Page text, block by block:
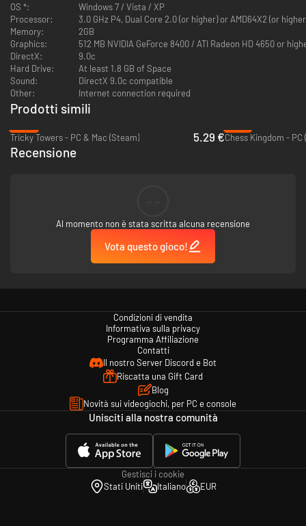
OS *:
Windows 7 / Vista / XP
Processor:
3.0 GHz P4, Dual Core 2.0 (or higher) or AMD64X2 (or
Memory:
2GB
Graphics:
512 MB NVIDIA GeForce 8400 / ATI Radeon HD 4650 or
DirectX:
9.0c
Hard Drive:
At least 1.8 GB of Space
Sound:
DirectX 9.0c compatible
Other:
Internet connection required
Prodotti simili
Tricky Towers - PC & Mac (Steam)
5.29 €Chess Kingdom - PC
Recensione
Al momento non è stata scritta alcuna recensione
Vota questo gioco!
Condizioni di vendita
Informativa sulla privacy
Programma Affiliazione
Contatti
Il nostro Server Discord e Bot
Riscatta una Gift Card
Blog
Novità sui videogiochi, per PC e console
Unisciti alla nostra comunità
Gestisci i cookie
Stati Uniti
Italiano EUR